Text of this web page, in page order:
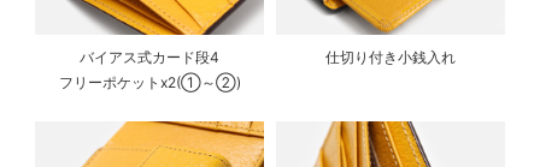
バイアス式カード段4
フリーポケットx2(①～②)
仕切り付き小銭入れ